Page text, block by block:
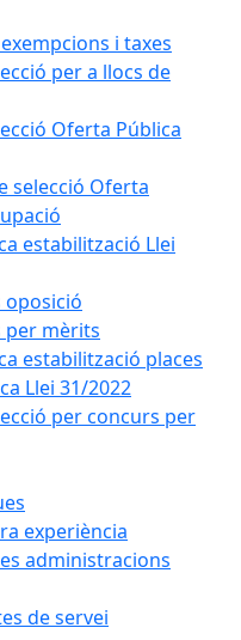
i taxes
per a llocs de
Oferta Pública
selecció Oferta
estabilització Llei
oposició
per mèrits
estabilització places
Llei 31/2022
per concurs per
experiència
administracions
de servei